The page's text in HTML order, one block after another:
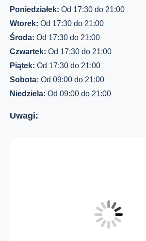
Poniedziałek: Od 17:30 do 21:00
Wtorek: Od 17:30 do 21:00
Środa: Od 17:30 do 21:00
Czwartek: Od 17:30 do 21:00
Piątek: Od 17:30 do 21:00
Sobota: Od 09:00 do 21:00
Niedziela: Od 09:00 do 21:00
Uwagi: